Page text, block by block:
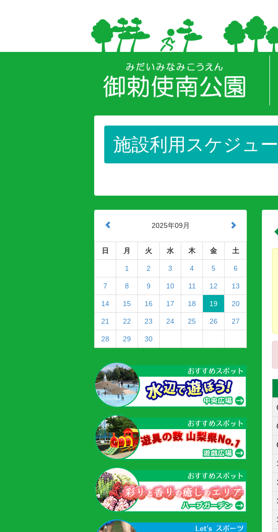
施設利用スケジュ
2025年09月
日 月 火 水 木 金 土
1 2 3 4 5 6
7 8 9 10 11 12 13
14 15 16 17 18 19 20
21 22 23 24 25 26 27
28 29 30